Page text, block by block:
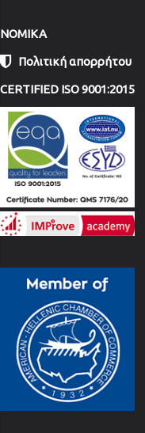
NOMIKA
Πολιτική απορρήτου
CERTIFIED ISO 9001:2015